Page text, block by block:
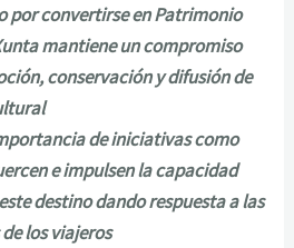
por convertirse en Patrimonio
mantiene un compromiso
conservación y difusión de
de iniciativas como
e impulsen la capacidad
destino dando respuesta a las
los viajeros